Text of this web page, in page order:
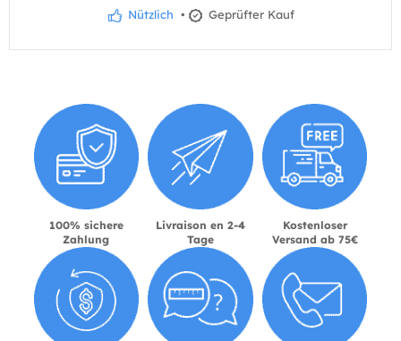
Nützlich • Geprüfter Kauf
100% sichere
Zahlung
Livraison en 2-4
Tage
Kostenloser
Versand ab 75€